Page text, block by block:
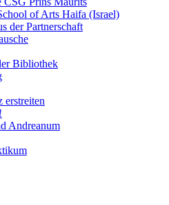
of Arts Haifa (Israel)
der Partnerschaft
Bibliothek
erstreiten
Andreanum